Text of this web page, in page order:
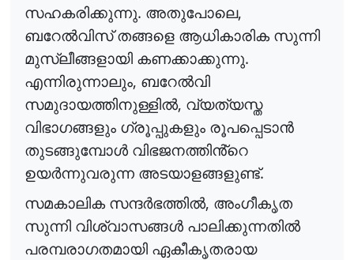
സഹകരിക്കുന്നു. അതുപോലെ,
ബറേൽവിസ് തങ്ങളെ ആധികാരിക സുന്നി
മുസ്ലീങ്ങളായി കണക്കാക്കുന്നു.
എന്നിരുന്നാലും, ബറേൽവി
സമുദായത്തിനുള്ളിൽ, വ്യത്യസ്ത
വിഭാഗങ്ങളും ഗ്രൂപ്പുകളും രൂപപ്പെടാൻ
തുടങ്ങുമ്പോൾ വിഭജനത്തിൻ്റെ
ഉയർന്നുവരുന്ന അടയാളങ്ങളുണ്ട്.
സമകാലിക സന്ദർഭത്തിൽ, അംഗീകൃത
സുന്നി വിശ്വാസങ്ങൾ പാലിക്കുന്നതിൽ
പരമ്പരാഗതമായി ഏകീകൃതരായ